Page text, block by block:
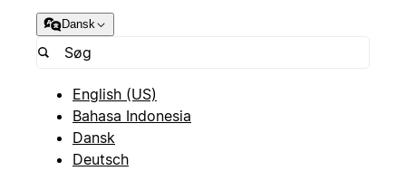
Dansk
English (US)
Bahasa Indonesia
Dansk
Deutsch